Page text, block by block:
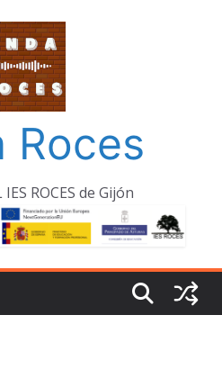
Roces
ROCES de Gijón